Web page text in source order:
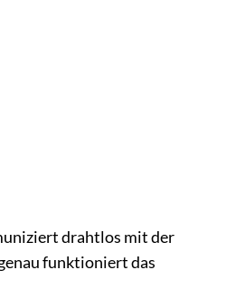
drahtlos mit der
funktioniert das